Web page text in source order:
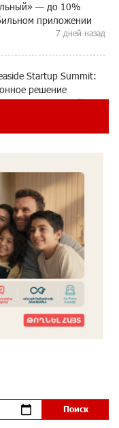
— до 10%
приложении
7 дней назад
Startup Summit:
решение
7 дней назад
8 дней назад
уйти спокойно.
9 дней назад
Ucom
24/2 в Арарате
в составе
Карапетян
обратился к